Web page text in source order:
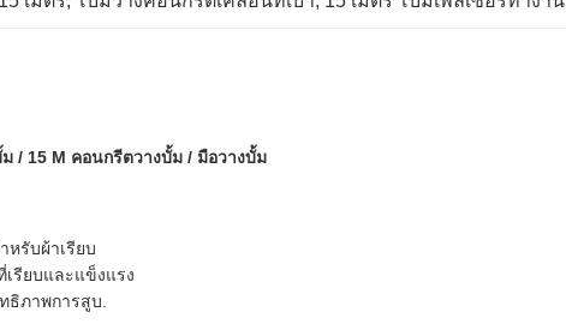
/ 15 M คอนกรีตวางบั้ม / มือวางบั้ม
หรับผ้าเรียบ
รียบและแข็งแรง
ธิภาพการสูบ.